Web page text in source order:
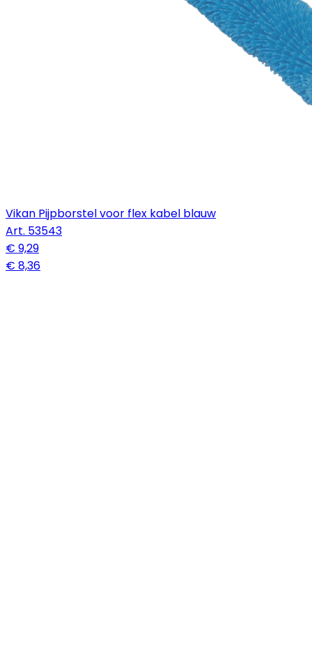
Vikan Pijpborstel voor flex kabel blauw
Art. 53543
€ 9,29
€ 8,36